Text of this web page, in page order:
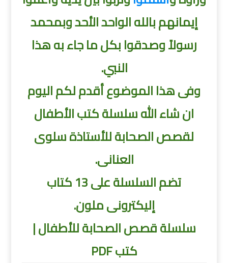
إيمانهم بالله الواحد الأحد وبمحمد
رسولاً وصدقوا بكل ما جاء به هذا
النبي.
وفى هذا الموضوع أقدم لكم اليوم
ان شاء الله سلسلة كتب الأطفال
لقصص الصحابة للأستاذة سلوى
العنانى.
تضم السلسلة على 13 كتاب
إليكترونى ملون.
سلسلة قصص الصحابة للأطفال |
كتب PDF